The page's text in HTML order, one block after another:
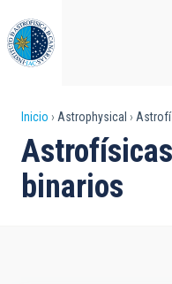
al
contenido
principal
Sobrescribir
enlaces
de
Inicio Astrophysical
binarios